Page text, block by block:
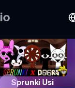
io
Sprunki Usi